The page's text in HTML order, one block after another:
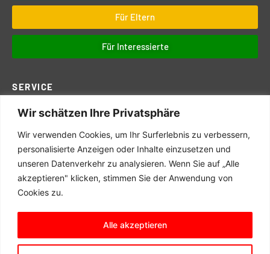
Wir schätzen Ihre Privatsphäre
Wir verwenden Cookies, um Ihr Surferlebnis zu verbessern,
personalisierte Anzeigen oder Inhalte einzusetzen und
unseren Datenverkehr zu analysieren. Wenn Sie auf „Alle
akzeptieren" klicken, stimmen Sie der Anwendung von
Cookies zu.
Alle akzeptieren
Für Eltern
Für Interessierte
SERVICE
Downloads
Digitales
Prüfungen
Schul- und Hausordnung
Terminkalender
Schulwegeplan
© 2025 Matern Feuerbacher Realschule, Großbottwar